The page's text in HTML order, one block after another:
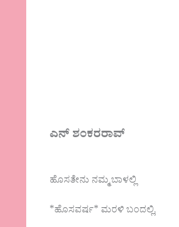
ಎನ್ ಶಂಕರರಾವ್
ಹೊಸತೇನು ನಮ್ಮ ಬಾಳಲ್ಲಿ
*ಹೊಸವರ್ಷ* ಮರಳಿ ಬಂದಲ್ಲಿ,